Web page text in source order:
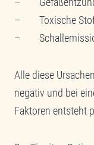
– Toxische
–
Alle diese
negativ und bei
Faktoren entsteht